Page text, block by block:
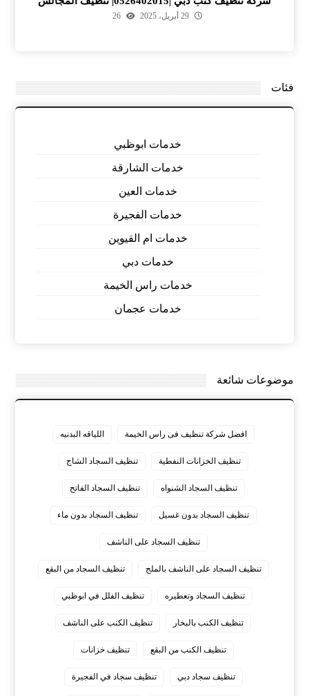
29 أبريل، 2025 26
فئات
خدمات ابوظبي
خدمات الشارقة
خدمات العين
خدمات الفجيرة
خدمات ام القيوين
خدمات دبي
خدمات راس الخيمة
خدمات عجمان
موضوعات شائعة
افضل شركة تنظيف فى راس الخيمة اللياقه البدنيه
تنظيف الخزانات النفطية تنظيف السجاد الشاج
تنظيف السجاد الشنواه تنظيف السجاد الفاتح
تنظيف السجاد بدون غسيل تنظيف السجاد بدون ماء
تنظيف السجاد على الناشف
تنظيف السجاد على الناشف بالملح تنظيف السجاد من البقع
تنظيف السجاد وتعطيره تنظيف الفلل في ابوظبي
تنظيف الكنب بالبخار تنظيف الكنب على الناشف
تنظيف الكنب من البقع تنظيف خزانات
تنظيف سجاد دبي تنظيف سجاد في الفجيرة